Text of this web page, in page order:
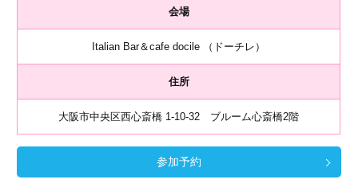
会場
Italian Bar＆cafe docile （ドーチレ）
住所
大阪市中央区西心斎橋 1-10-32 ブルーム心斎橋2階
参加予約